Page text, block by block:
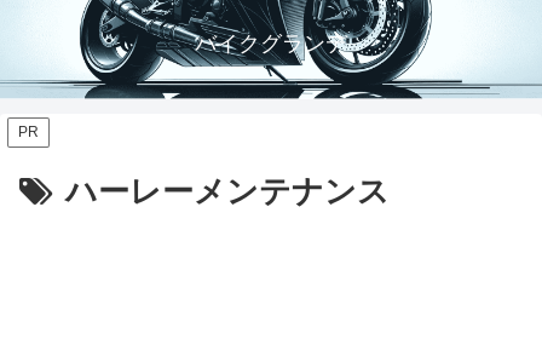
バイクグランデ
PR
ハーレーメンテナンス